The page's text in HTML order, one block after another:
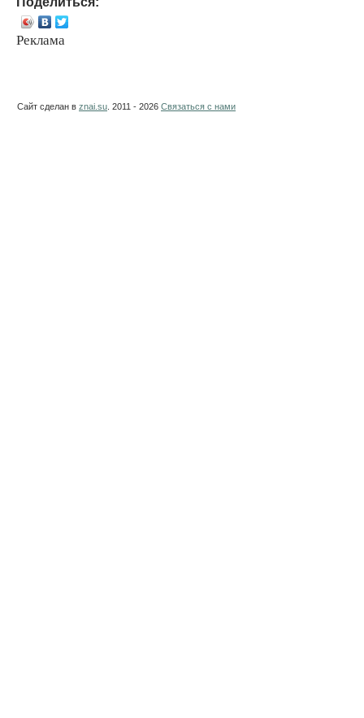
Реклама
Сайт сделан в znai.su . 2011 - 2026 Связаться с нами